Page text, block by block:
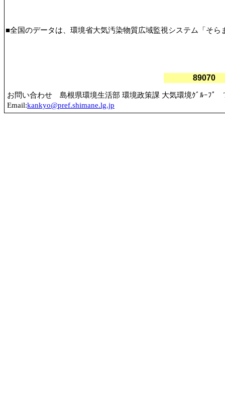
■全国のデータは、環境省大気汚染物質広域監視システム「そら
お問い合わせ 島根県環境生活部 環境政策課 大気環境ｸﾞﾙｰﾌﾟ
Email:kankyo@pref.shimane.lg.jp